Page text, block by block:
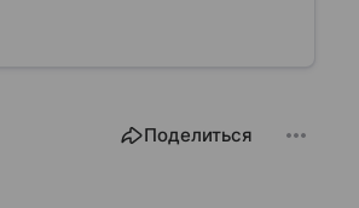
Поделиться